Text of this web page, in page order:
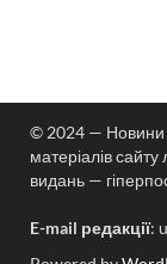
© 2024 — Новини
матеріалів
видань —
E-mail редакції: